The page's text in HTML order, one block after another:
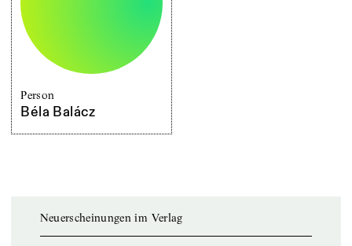
Person
Béla Balácz
Neuerscheinungen im Verlag